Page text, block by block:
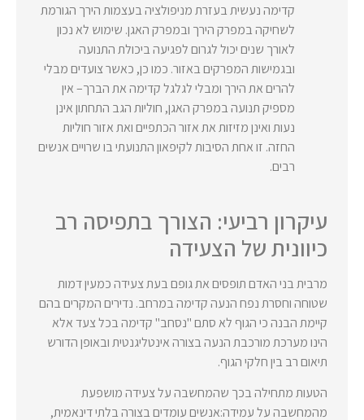
קדימה נעשית בעזרת מניפולציה בעצמות הירך הגורמת
לשחיקה במפרק הירך ובמפרק האגן. שימוש לא נכון
לאורך שנים יכול לגרום לפגיעה ביכולת התנועה
ובגמישות המפרקים באזור. כמו כן, כאשר צועדים מבלי
להרים את הירך ומבלי לגלגל קדימה את הברך– אין
מספיק תנועה במפרק האגן, חוליות הגב התחתון אינן
נעות ואינן מזיזות את אזור הכתפיים ואת אזור חוליות
החזה. זו אחת הסיבות לקיפאון התנועתי בו שרויים אנשים
רבים.
עיקרון רביעי: הצורך בתפיסה רב
כיוונית של הצעידה
מרבית בני האדם תופסים את גופם בעת צעידה כמעין דמות
שטוחה וחסרת נפח הנעה קדימה במרחב. נדירים המקרים בהם
קיימת הבנה כי הגוף לא סתם "נסחב" קדימה בכל צעד אלא
הינו מערכת מורכבת הנעה בצורה אינטליגנטית ובאופן הדורש
תיאום רב בין חלקי הגוף.
הטעות מתחילה בכך שהמחשבה על צעידה מושפעת
מהמחשבה על עמידה:אנשים עומדים בצורה בלתי דינאמית,